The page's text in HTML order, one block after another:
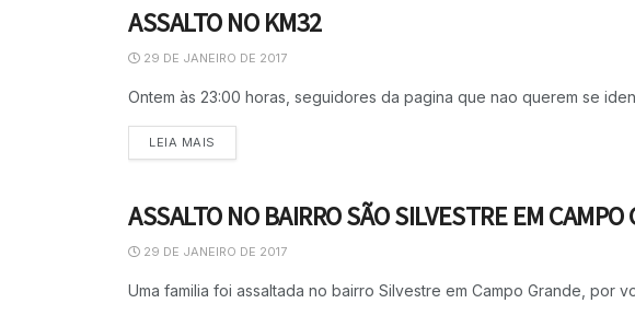
ASSALTO
ASSALTO NO KM32
29 DE JANEIRO DE 2017
Ontem às 23:00 horas, seguidores da pagina que nao querem se
LEIA MAIS
ASSALTO
ASSALTO NO BAIRRO SÃO SILVESTRE EM CAMPO
29 DE JANEIRO DE 2017
Uma familia foi assaltada no bairro Silvestre em Campo Grande, por